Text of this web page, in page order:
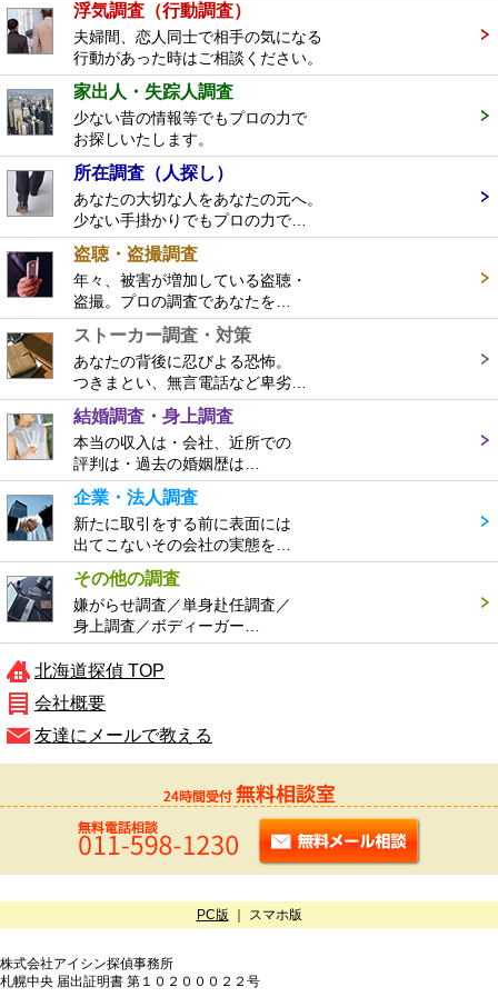
浮気調査（行動調査）
夫婦間、恋人同士で相手の気になる
行動があった時はご相談ください。
家出人・失踪人調査
少ない昔の情報等でもプロの力で
お探しいたします。
所在調査（人探し）
あなたの大切な人をあなたの元へ。
少ない手掛かりでもプロの力で…
盗聴・盗撮調査
年々、被害が増加している盗聴・
盗撮。プロの調査であなたを…
ストーカー調査・対策
あなたの背後に忍びよる恐怖。
つきまとい、無言電話など卑劣…
結婚調査・身上調査
本当の収入は・会社、近所での
評判は・過去の婚姻歴は…
企業・法人調査
新たに取引をする前に表面には
出てこないその会社の実態を…
その他の調査
嫌がらせ調査／単身赴任調査／
身上調査／ボディーガー…
北海道探偵 TOP
会社概要
友達にメールで教える
PC版 ｜ スマホ版
株式会社アイシン探偵事務所
札幌中央 届出証明書 第１０２０００２２号